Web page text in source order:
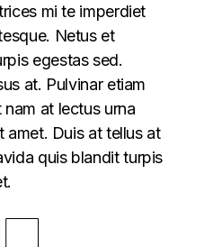
mi te imperdiet
Netus et
egestas sed.
at. Pulvinar etiam
at lectus urna
amet. Duis at tellus at
quis blandit turpis